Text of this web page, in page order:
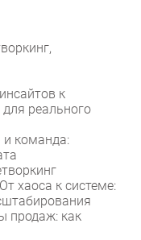
к
реального
и команда:
хаоса к системе:
продаж: как